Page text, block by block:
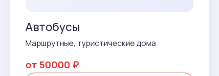
Автобусы
Маршрутные, туристические дома
от 50000 ₽